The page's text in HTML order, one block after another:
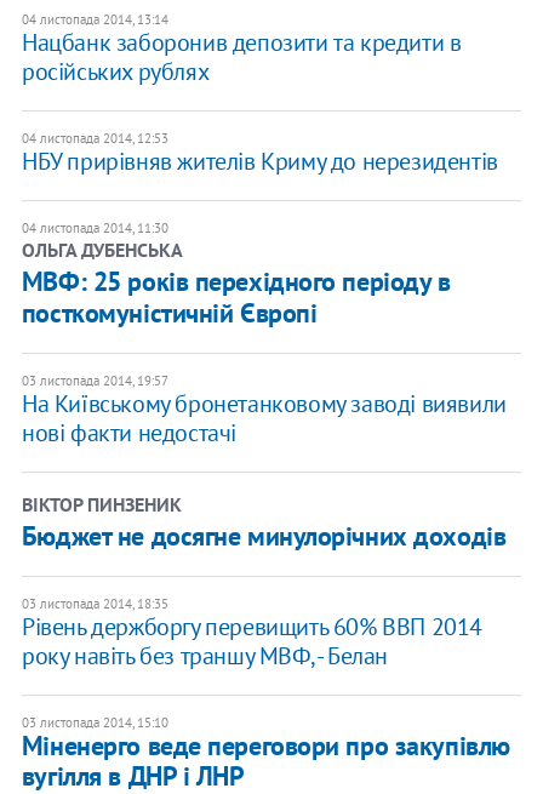
04 листопада 2014, 13:14
Нацбанк заборонив депозити та кредити в
російських рублях
04 листопада 2014, 12:53
НБУ прирівняв жителів Криму до нерезидентів
04 листопада 2014, 11:30
ОЛЬГА ДУБЕНСЬКА
МВФ: 25 років перехідного періоду в
посткомуністичній Європі
03 листопада 2014, 19:57
На Київському бронетанковому заводі виявили
нові факти недостачі
ВІКТОР ПИНЗЕНИК
Бюджет не досягне минулорічних доходів
03 листопада 2014, 18:35
Рівень держборгу перевищить 60% ВВП 2014
року навіть без траншу МВФ, - Белан
03 листопада 2014, 15:10
Міненерго веде переговори про закупівлю
вугілля в ДНР і ЛНР